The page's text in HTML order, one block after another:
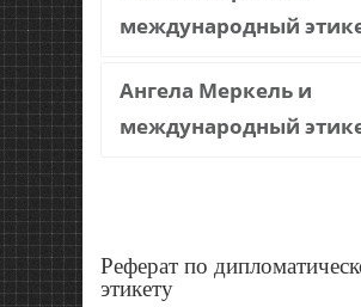
международный
Ангела Меркель и
международный
Реферат по
этикету